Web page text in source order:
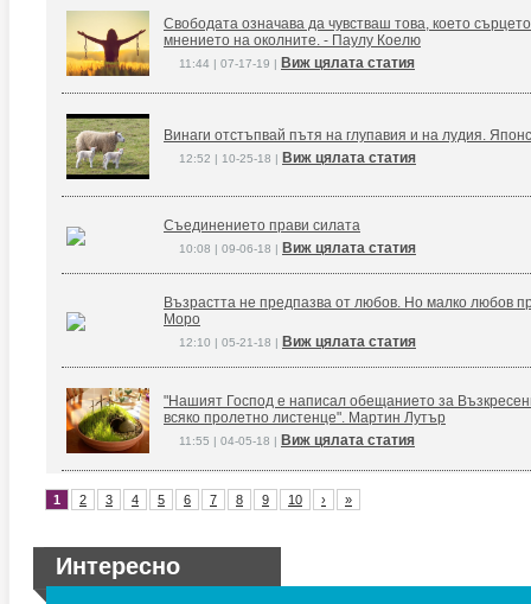
Свободата означава да чувстваш това, което
мнението на околните. - Паулу Коелю
11:44 | 07-17-19 | Виж цялата статия
Винаги отстъпвай пътя на глупавия и на лудия.
12:52 | 10-25-18 | Виж цялата статия
Съединението прави силата
10:08 | 09-06-18 | Виж цялата статия
Възрастта не предпазва от любов. Но малко любов
Моро
12:10 | 05-21-18 | Виж цялата статия
"Нашият Господ е написал обещанието за
всяко пролетно листенце". Мартин Лутър
11:55 | 04-05-18 | Виж цялата статия
1 2 3 4 5 6 7 8 9 10 › »
Интересно